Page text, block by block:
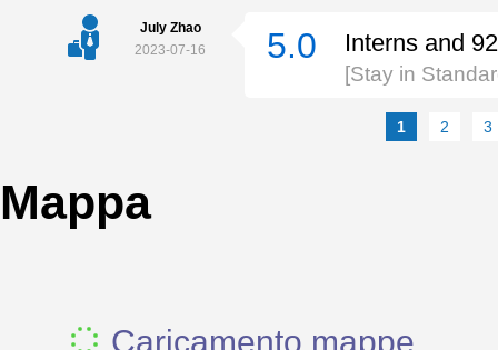
July Zhao
2023-07-16
5.0 Interns and
[Stay in
1 2 3
Mappa
Caricamento mappe...